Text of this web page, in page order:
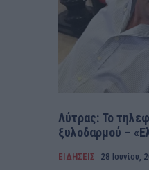
Λύτρας: Το
ξυλοδαρμού –
ΕΙΔΗΣΕΙΣ 28 Ιουνίου,